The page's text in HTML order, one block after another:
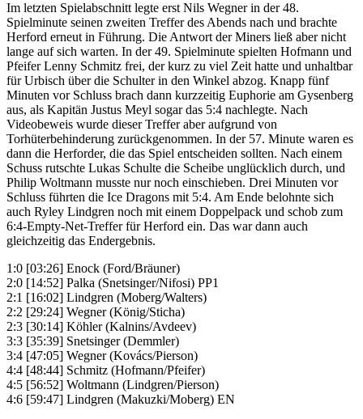
Im letzten Spielabschnitt legte erst Nils Wegner in der 48.
Spielminute seinen zweiten Treffer des Abends nach und brachte
Herford erneut in Führung. Die Antwort der Miners ließ aber nicht
lange auf sich warten. In der 49. Spielminute spielten Hofmann und
Pfeifer Lenny Schmitz frei, der kurz zu viel Zeit hatte und unhaltbar
für Urbisch über die Schulter in den Winkel abzog. Knapp fünf
Minuten vor Schluss brach dann kurzzeitig Euphorie am Gysenberg
aus, als Kapitän Justus Meyl sogar das 5:4 nachlegte. Nach
Videobeweis wurde dieser Treffer aber aufgrund von
Torhüterbehinderung zurückgenommen. In der 57. Minute waren es
dann die Herforder, die das Spiel entscheiden sollten. Nach einem
Schuss rutschte Lukas Schulte die Scheibe unglücklich durch, und
Philip Woltmann musste nur noch einschieben. Drei Minuten vor
Schluss führten die Ice Dragons mit 5:4. Am Ende belohnte sich
auch Ryley Lindgren noch mit einem Doppelpack und schob zum
6:4-Empty-Net-Treffer für Herford ein. Das war dann auch
gleichzeitig das Endergebnis.
1:0 [03:26] Enock (Ford/Bräuner)
2:0 [14:52] Palka (Snetsinger/Nifosi) PP1
2:1 [16:02] Lindgren (Moberg/Walters)
2:2 [29:24] Wegner (König/Sticha)
2:3 [30:14] Köhler (Kalnins/Avdeev)
3:3 [35:39] Snetsinger (Demmler)
3:4 [47:05] Wegner (Kovács/Pierson)
4:4 [48:44] Schmitz (Hofmann/Pfeifer)
4:5 [56:52] Woltmann (Lindgren/Pierson)
4:6 [59:47] Lindgren (Makuzki/Moberg) EN